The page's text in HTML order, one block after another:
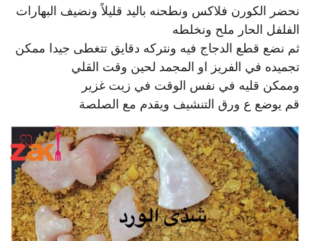
نحضر الكورن فلاكس ونطحنه باليد قليلاً ونضيف البهارات
الفلفل الحار ملح ونخلطه
ثم نضع قطع الدجاج فيه ونتركه دقايق تتغطى جيدا ممكن
تجميده في الفريز او المجمد لحين وقت القلي
وممكن قليه في نفس الوقت في زيت غزير
قم يوضع ع ورق التنشيف ويقدم مع الصلصة